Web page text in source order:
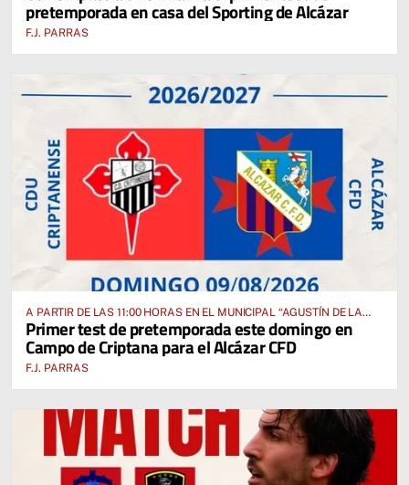
pretemporada en casa del Sporting de Alcázar
F.J. PARRAS
A PARTIR DE LAS 11:00 HORAS EN EL MUNICIPAL “AGUSTÍN DE LA
FUENTE” ANTE EL CUD CRIPTANENSE
Primer test de pretemporada este domingo en
Campo de Criptana para el Alcázar CFD
F.J. PARRAS